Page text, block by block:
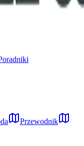
Przewodnik